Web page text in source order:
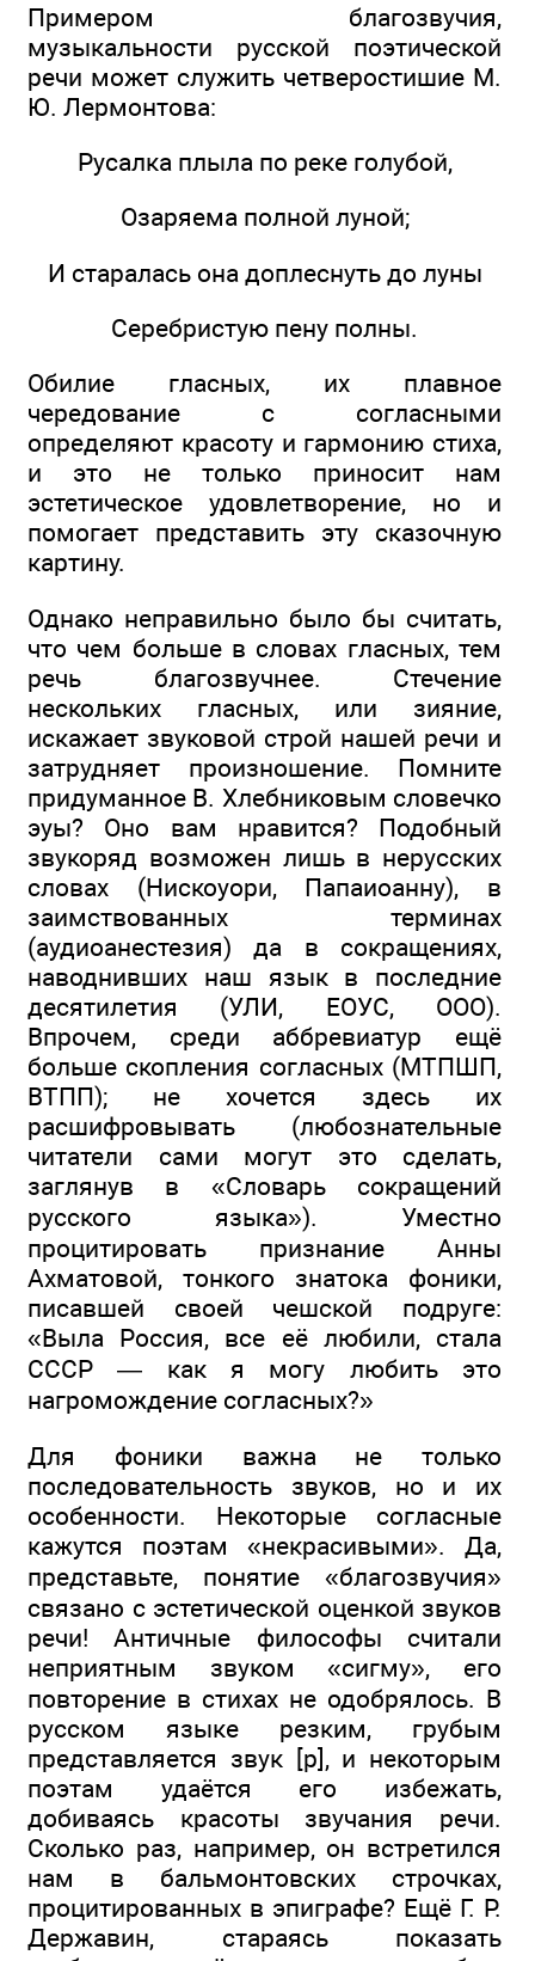
Примером благозвучия,
музыкальности русской поэтической
речи может служить четверостишие М.
Ю. Лермонтова:
Русалка плыла по реке голубой,
Озаряема полной луной;
И старалась она доплеснуть до луны
Серебристую пену полны.
Обилие гласных, их плавное
чередование с согласными
определяют красоту и гармонию стиха,
и это не только приносит нам
эстетическое удовлетворение, но и
помогает представить эту сказочную
картину.
Однако неправильно было бы считать,
что чем больше в словах гласных, тем
речь благозвучнее. Стечение
нескольких гласных, или зияние,
искажает звуковой строй нашей речи и
затрудняет произношение. Помните
придуманное В. Хлебниковым словечко
эуы? Оно вам нравится? Подобный
звукоряд возможен лишь в нерусских
словах (Нискоуори, Папаиоанну), в
заимствованных терминах
(аудиоанестезия) да в сокращениях,
наводнивших наш язык в последние
десятилетия (УЛИ, ЕОУС, ООО).
Впрочем, среди аббревиатур ещё
больше скопления согласных (МТПШП,
ВТПП); не хочется здесь их
расшифровывать (любознательные
читатели сами могут это сделать,
заглянув в «Словарь сокращений
русского языка»). Уместно
процитировать признание Анны
Ахматовой, тонкого знатока фоники,
писавшей своей чешской подруге:
«Выла Россия, все её любили, стала
СССР — как я могу любить это
нагромождение согласных?»
Для фоники важна не только
последовательность звуков, но и их
особенности. Некоторые согласные
кажутся поэтам «некрасивыми». Да,
представьте, понятие «благозвучия»
связано с эстетической оценкой звуков
речи! Античные философы считали
неприятным звуком «сигму», его
повторение в стихах не одобрялось. В
русском языке резким, грубым
представляется звук [р], и некоторым
поэтам удаётся его избежать,
добиваясь красоты звучания речи.
Сколько раз, например, он встретился
нам в бальмонтовских строчках,
процитированных в эпиграфе? Ещё Г. Р.
Державин, стараясь показать